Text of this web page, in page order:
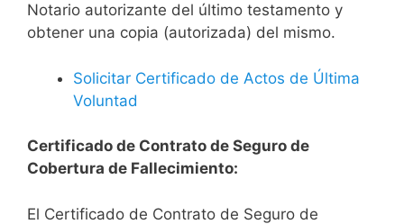
Notario autorizante del último testamento y
obtener una copia (autorizada) del mismo.
Solicitar Certificado de Actos de Última
Voluntad
Certificado de Contrato de Seguro de
Cobertura de Fallecimiento:
El Certificado de Contrato de Seguro de